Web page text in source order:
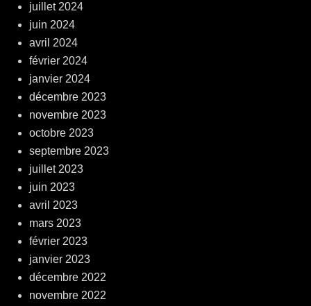
juillet 2024
juin 2024
avril 2024
février 2024
janvier 2024
décembre 2023
novembre 2023
octobre 2023
septembre 2023
juillet 2023
juin 2023
avril 2023
mars 2023
février 2023
janvier 2023
décembre 2022
novembre 2022